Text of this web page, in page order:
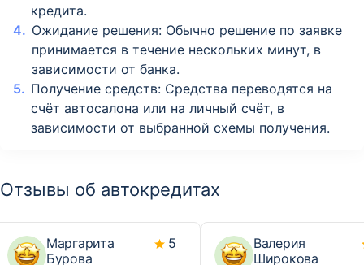
кредита.
Ожидание решения: Обычно решение по заявке
принимается в течение нескольких минут, в
зависимости от банка.
Получение средств: Средства переводятся на
счёт автосалона или на личный счёт, в
зависимости от выбранной схемы получения.
Отзывы об автокредитах
Маргарита
Бурова
5
Валерия
Широкова